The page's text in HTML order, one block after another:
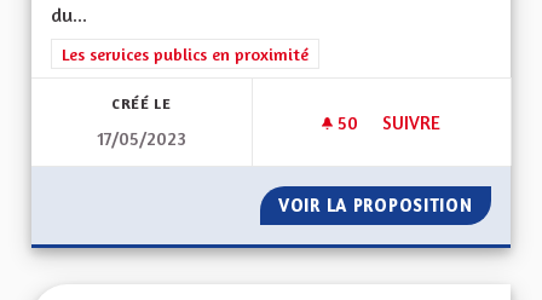
du...
Filtrer les résultats de la catégorie : Les services publics en
Les services publics en proximité
CRÉÉ LE
17/05/2023
50 50 ABONNÉS
SUIVRE
VOIR LA PROPOSITION PRISE